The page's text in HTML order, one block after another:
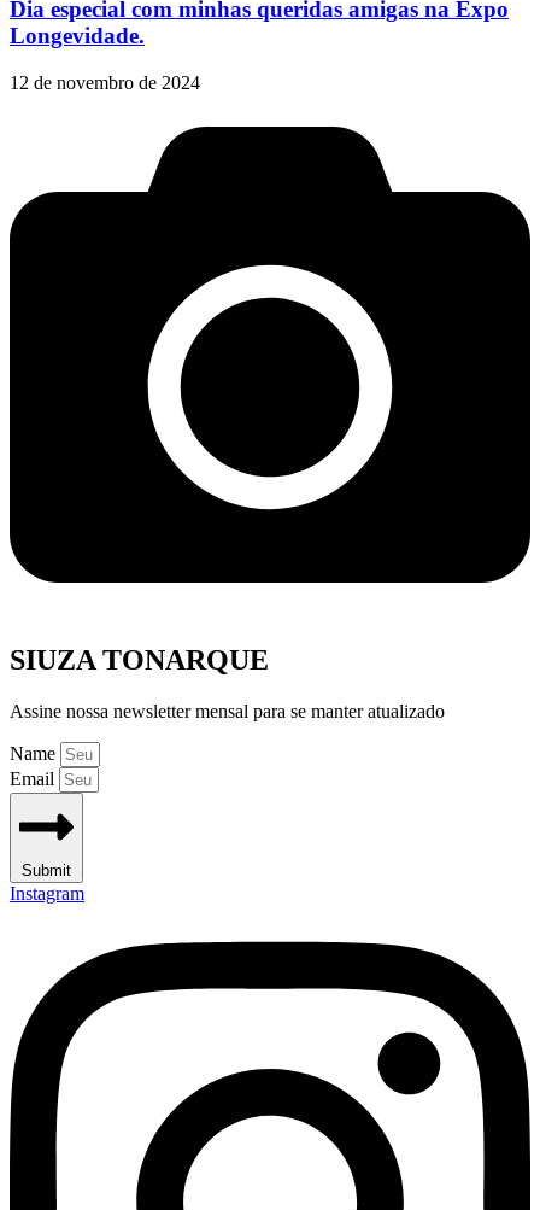
Dia especial com minhas queridas amigas na Expo
Longevidade.
12 de novembro de 2024
SIUZA TONARQUE
Assine nossa newsletter mensal para se manter atualizado
Name
Email
Submit
Instagram